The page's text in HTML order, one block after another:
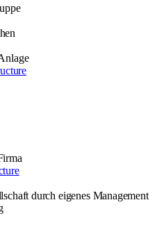
durch eigenes Management